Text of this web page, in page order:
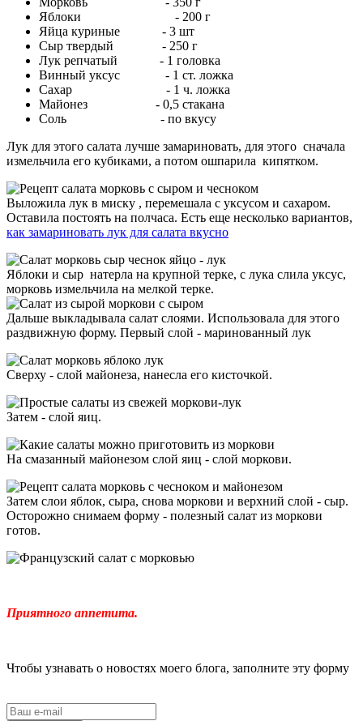
Яблоки - 200 г
Яйца куриные - 3 шт
Сыр твердый - 250 г
Лук репчатый - 1 головка
Винный уксус - 1 ст. ложка
Сахар - 1 ч. ложка
Майонез - 0,5 стакана
Соль - по вкусу
Лук для этого салата лучше замариновать, для этого сначала
измельчила его кубиками, а потом ошпарила кипятком.
Выложила лук в миску , перемешала с уксусом и сахаром.
Оставила постоять на полчаса. Есть еще несколько вариантов,
как замариновать лук для салата вкусно
Яблоки и сыр натерла на крупной терке, с лука слила уксус,
морковь измельчила на мелкой терке.
Дальше выкладывала салат слоями. Использовала для этого
раздвижную форму. Первый слой - маринованный лук
Сверху - слой майонеза, нанесла его кисточкой.
Затем - слой яиц.
На смазанный майонезом слой яиц - слой моркови.
Затем слои яблок, сыра, снова моркови и верхний слой - сыр.
Осторожно снимаем форму - полезный салат из моркови
готов.
Приятного аппетита.
Чтобы узнавать о новостях моего блога, заполните эту форму